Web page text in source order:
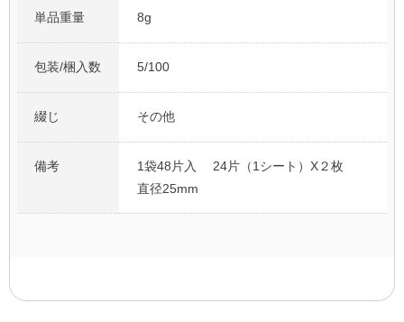
単品重量 8g
包装/梱入数 5/100
綴じ その他
備考
1袋48片入 24片（1シート）X２枚
直径25mm